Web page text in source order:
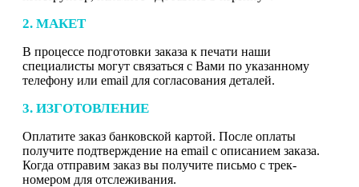
2. МАКЕТ
В процессе подготовки заказа к печати наши
специалисты могут связаться с Вами по указанному
телефону или email для согласования деталей.
3. ИЗГОТОВЛЕНИЕ
Оплатите заказ банковской картой. После оплаты
получите подтверждение на email с описанием заказа.
Когда отправим заказ вы получите письмо с трек-
номером для отслеживания.